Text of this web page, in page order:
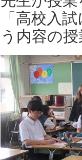
「高校入
う内容の